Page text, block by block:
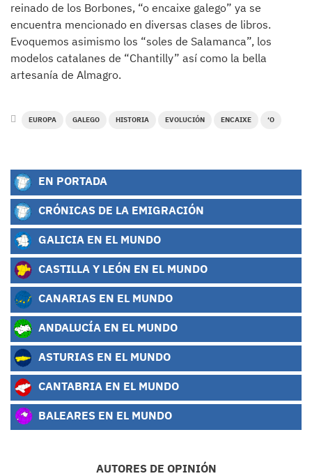
reinado de los Borbones, “o encaixe galego” ya se
encuentra mencionado en diversas clases de libros.
Evoquemos asimismo los “soles de Salamanca”, los
modelos catalanes de “Chantilly” así como la bella
artesanía de Almagro.
EUROPA GALEGO HISTORIA EVOLUCIÓN ENCAIXE ‘O
EN PORTADA
CRÓNICAS DE LA EMIGRACIÓN
GALICIA EN EL MUNDO
CASTILLA Y LEÓN EN EL MUNDO
CANARIAS EN EL MUNDO
ANDALUCÍA EN EL MUNDO
ASTURIAS EN EL MUNDO
CANTABRIA EN EL MUNDO
BALEARES EN EL MUNDO
AUTORES DE OPINIÓN